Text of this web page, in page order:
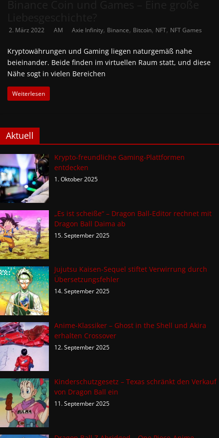
2. März 2022 AM Axie Infinity, Binance, Bitcoin, NFT, NFT Games
Kryptowährungen und Gaming liegen naturgemäß nahe
beieinander. Beide finden im virtuellen Raum statt, und diese
Nähe sogt in vielen Bereichen
Weiterlesen
Aktuell
Krypto-freundliche Gaming-Plattformen
entdecken
1. Oktober 2025
„Es ist scheiße“ – Dragon Ball-Editor rechnet mit
Dragon Ball Daima ab
15. September 2025
Jujutsu Kaisen-Sequel stiftet Verwirrung durch
Übersetzungsfehler
14. September 2025
Anime-Klassiker – Ghost in the Shell und Akira
erhalten Crossover
12. September 2025
Kinderschutzgesetz – Texas schränkt den Verkauf
von Dragon Ball ein
11. September 2025